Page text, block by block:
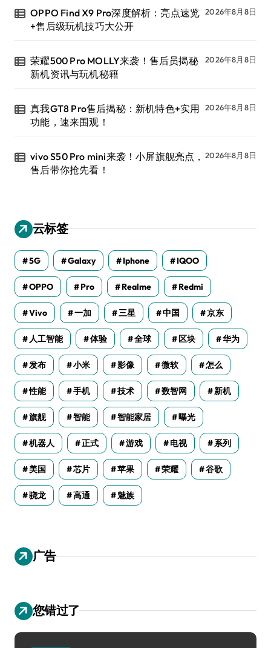
OPPO Find X9 Pro深度解析：亮点速览
+售后级玩机技巧大公开
2026年8月8日
荣耀500 Pro MOLLY来袭！售后员揭秘
新机资讯与玩机秘籍
2026年8月8日
真我GT8 Pro售后揭秘：新机特色+实用
功能，速来围观！
2026年8月8日
vivo S50 Pro mini来袭！小屏旗舰亮点，
售后带你抢先看！
2026年8月8日
云标签
5G Galaxy Iphone IQOO
OPPO Pro Realme Redmi
Vivo 一加 三星 中国 京东
人工智能 体验 全球 区块 华为
发布 小米 影像 微软 怎么
性能 手机 技术 数智网 新机
旗舰 智能 智能家居 曝光
机器人 正式 游戏 电视 系列
美国 芯片 苹果 荣耀 谷歌
骁龙 高通 魅族
广告
您错过了